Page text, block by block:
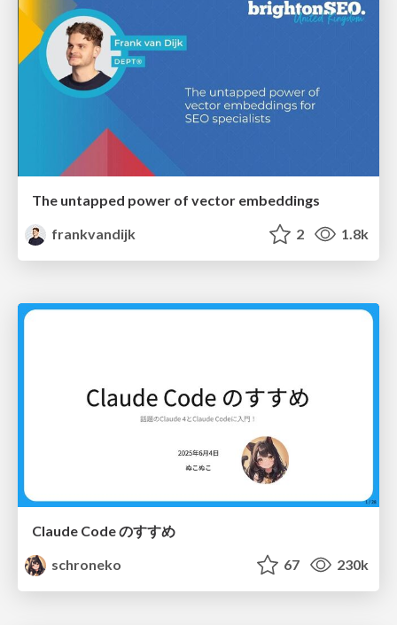
The untapped power of vector embeddings
frankvandijk
2 1.8k
Claude Code のすすめ
schroneko
67 230k